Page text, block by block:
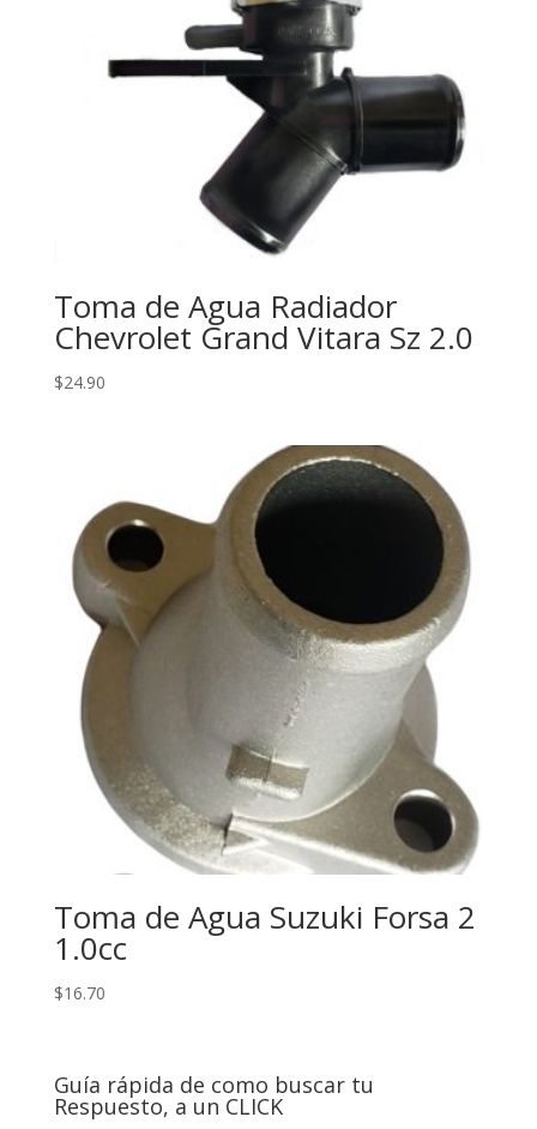
Toma de Agua Radiador
Chevrolet Grand Vitara Sz 2.0
$24.90
Toma de Agua Suzuki Forsa 2
1.0cc
$16.70
Guía rápida de como buscar tu
Respuesto, a un CLICK